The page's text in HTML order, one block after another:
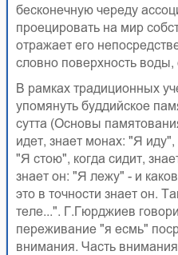
бесконечную череду
проецировать на мир
отражает его
словно поверхность
В рамках традиционных
упомянуть буддийское
сутта (Основы
идет, знает монах: "Я иду",
"Я стою", когда сидит,
знает он: "Я лежу" - и
это в точности знает он.
теле...". Г.Гюрджиев
переживание "я есмь"
внимания. Часть